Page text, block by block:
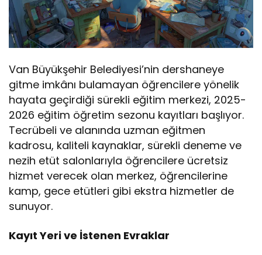
Van Büyükşehir Belediyesi’nin dershaneye
gitme imkânı bulamayan öğrencilere yönelik
hayata geçirdiği sürekli eğitim merkezi, 2025-
2026 eğitim öğretim sezonu kayıtları başlıyor.
Tecrübeli ve alanında uzman eğitmen
kadrosu, kaliteli kaynaklar, sürekli deneme ve
nezih etüt salonlarıyla öğrencilere ücretsiz
hizmet verecek olan merkez, öğrencilerine
kamp, gece etütleri gibi ekstra hizmetler de
sunuyor.
Kayıt Yeri ve İstenen Evraklar